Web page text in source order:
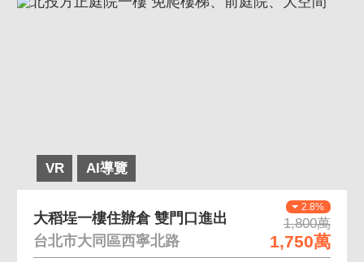
VR AI導覽
2.8%
1,800萬
1,750萬
大稻埕一樓住辦倉 雙門口進出
台北市大同區西寧北路